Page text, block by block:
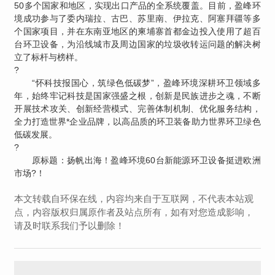
50多个国家和地区，实现出口产品的全系统覆盖。目前，盈峰环
境成功参与了委内瑞拉、古巴、苏里南、伊拉克、阿塞拜疆等多
个国家项目，并在东南亚地区的柬埔寨首都金边投入使用了超百
台环卫设备，为沿线城市及周边国家的垃圾收转运问题的解决树
立了标杆与榜样。
?
“怀科技报国心，筑绿色低碳梦”，盈峰环境深耕环卫领域多
年，始终牢记科技是国家强盛之根，创新是民族进步之魂，不断
开展技术攻关、创新经营模式、完善体制机制、优化服务结构，
全力打造世界*企业品牌，以高品质的环卫装备助力世界环卫绿色
低碳发展。
?
原标题：扬帆出海！盈峰环境60台新能源环卫设备挺进欧洲
市场?！
本文转载自环保在线，内容均来自于互联网，不代表本站观
点，内容版权归属原作者及站点所有，如有对您造成影响，
请及时联系我们予以删除！